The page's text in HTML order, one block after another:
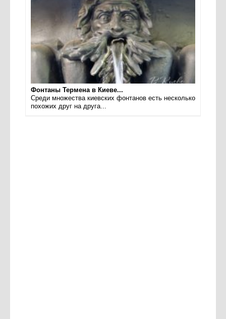
Фонтаны Термена в Киеве...
Среди множества киевских фонтанов есть несколько
похожих друг на друга...